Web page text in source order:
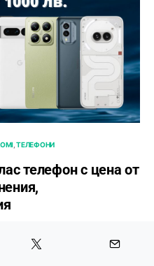
ТЕЛЕФОНИ
телефон с цена от